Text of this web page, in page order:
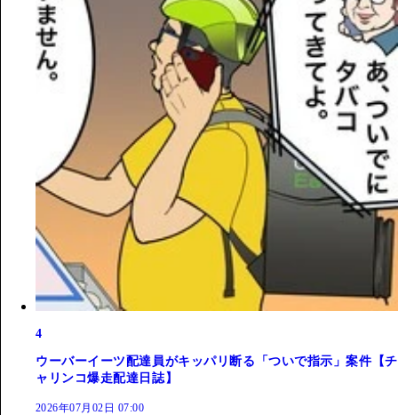
4
ウーバーイーツ配達員がキッパリ断る「ついで指示」案件【チ
ャリンコ爆走配達日誌】
2026年07月02日 07:00